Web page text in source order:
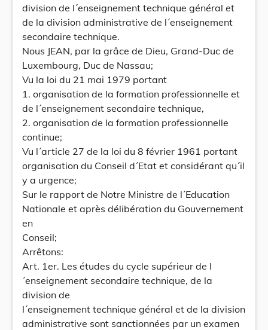
division de l´enseignement technique général et
de la division administrative de l´enseignement
secondaire technique.
Nous JEAN, par la grâce de Dieu, Grand-Duc de
Luxembourg, Duc de Nassau;
Vu la loi du 21 mai 1979 portant
1. organisation de la formation professionnelle et
de l´enseignement secondaire technique,
2. organisation de la formation professionnelle
continue;
Vu l´article 27 de la loi du 8 février 1961 portant
organisation du Conseil d´Etat et considérant qu´il
y a urgence;
Sur le rapport de Notre Ministre de l´Education
Nationale et après délibération du Gouvernement
en
Conseil;
Arrêtons:
Art. 1er. Les études du cycle supérieur de l
´enseignement secondaire technique, de la
division de
l´enseignement technique général et de la division
administrative sont sanctionnées par un examen